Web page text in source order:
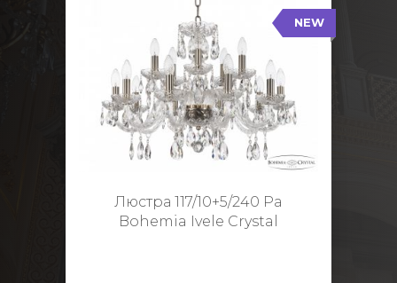
NEW
Люстра 117/10+5/240 Pa
Bohemia Ivele Crystal
117/10+5/240 Pa
Тип: Стеклянный рожок
Цвет арматуры: Патина/
Кол-во ламп: 15
Диаметр: 70 см